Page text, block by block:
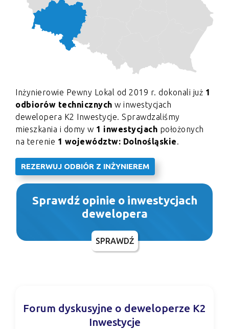
Inżynierowie Pewny Lokal od 2019 r. dokonali już 1
odbiorów technicznych w inwestycjach
dewelopera K2 Inwestycje. Sprawdzaliśmy
mieszkania i domy w 1 inwestycjach położonych
na terenie 1 województw: Dolnośląskie.
REZERWUJ ODBIÓR Z INŻYNIEREM
Sprawdź opinie o inwestycjach
dewelopera
SPRAWDŹ
Forum dyskusyjne o deweloperze K2
Inwestycje